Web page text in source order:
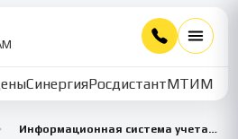
СинергияРосдистантМТИММУ
Информационная система учета работы сотрудников